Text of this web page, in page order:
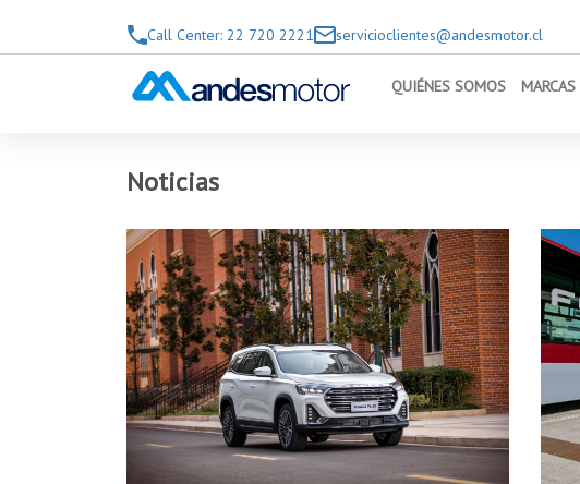
Call Center: 22 720 2221
servicioclientes@andesmotor.cl
QUIÉNES SOMOS MARCAS
Noticias